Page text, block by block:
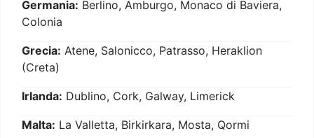
Germania: Berlino, Amburgo, Monaco di Baviera,
Colonia
Grecia: Atene, Salonicco, Patrasso, Heraklion
(Creta)
Irlanda: Dublino, Cork, Galway, Limerick
Malta: La Valletta, Birkirkara, Mosta, Qormi